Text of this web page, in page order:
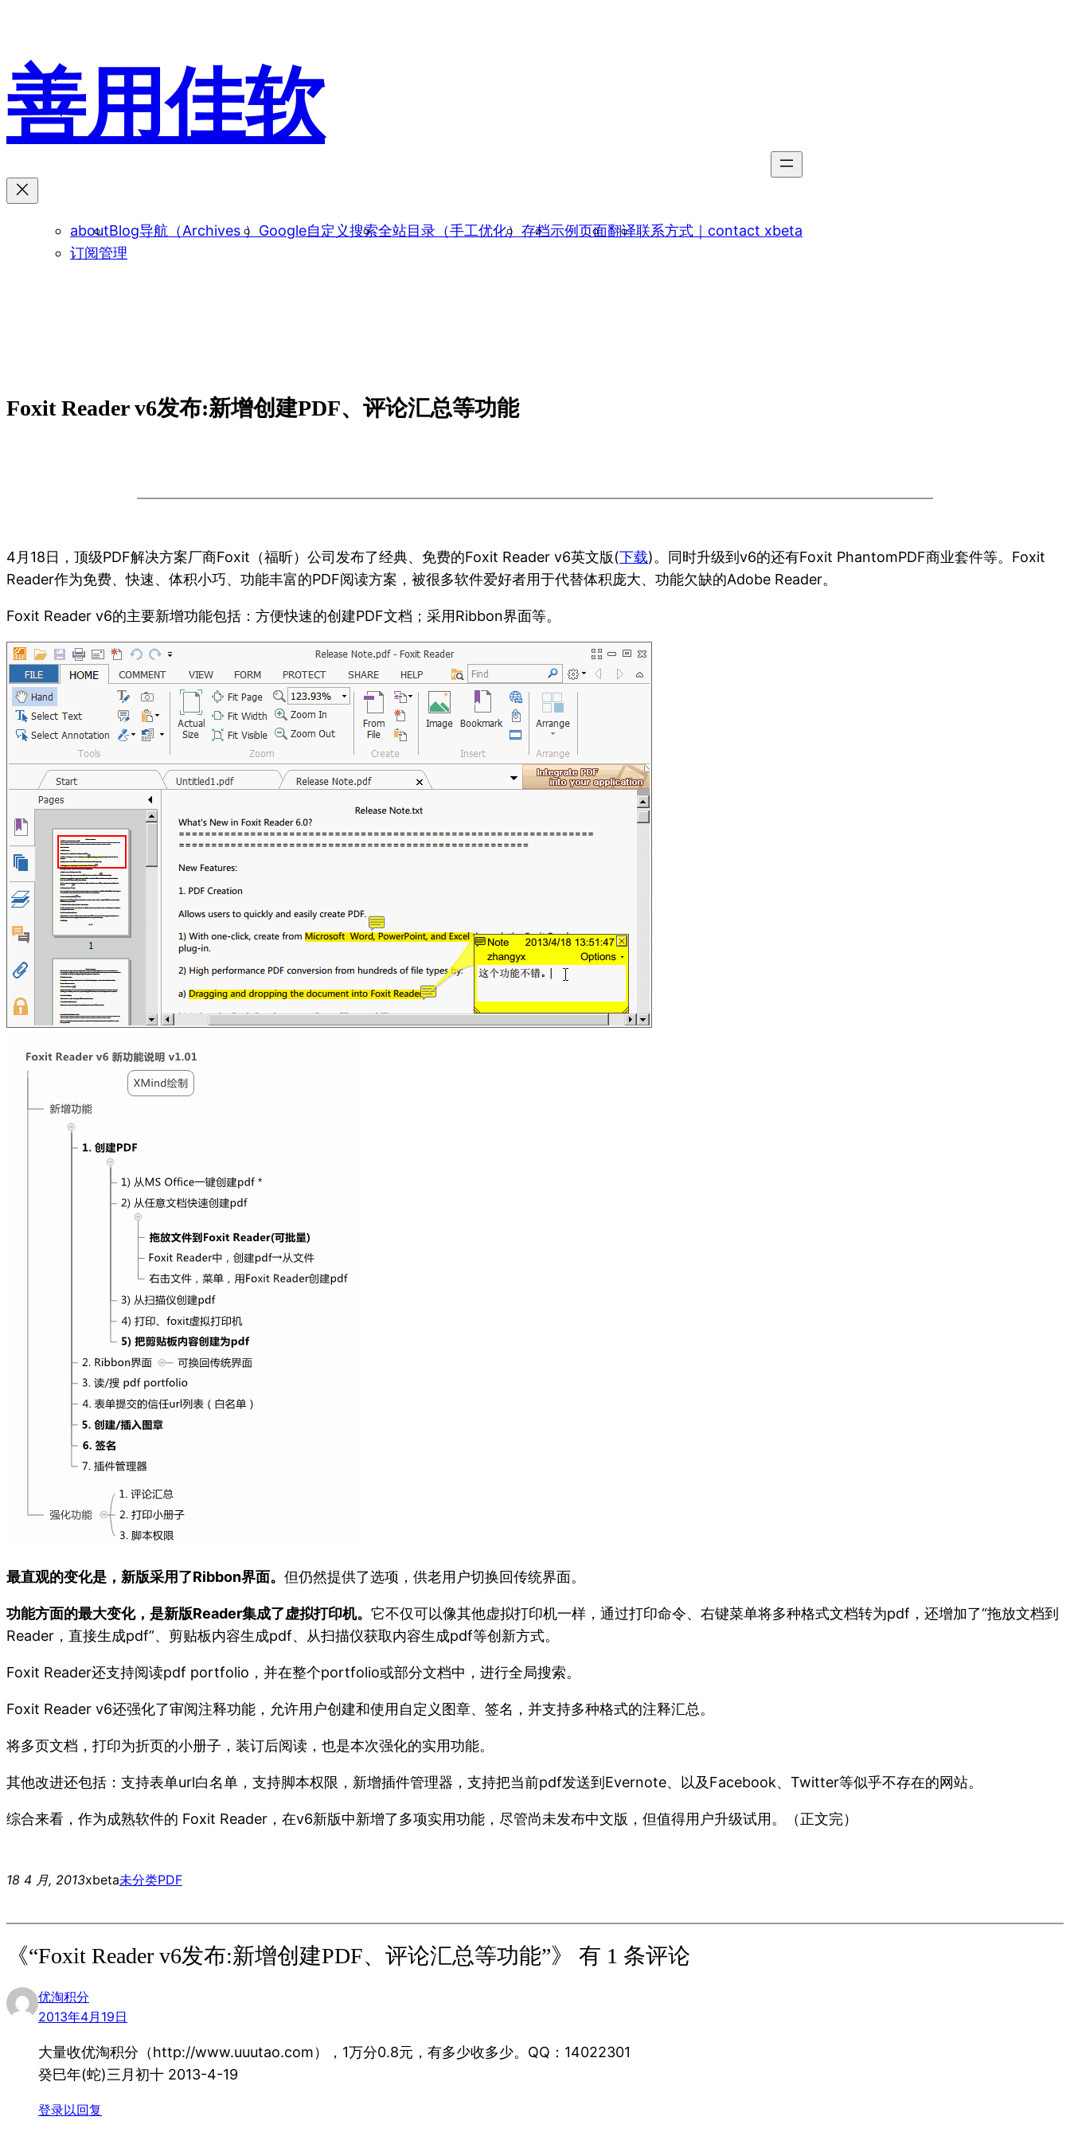
容
善用佳软
aboutBlog导航（Archives ） Google自定义搜索全站目录（手工优化） 存档示例页面翻译联系方式｜contact xbeta
订阅管理
Foxit Reader v6发布:新增创建PDF、评论汇总等功能
4月18日，顶级PDF解决方案厂商Foxit（福昕）公司发布了经典、免费的Foxit Reader v6英文版(下载)。同时升级到v6的还有Foxit PhantomPDF商业套件等。Foxit
Reader作为免费、快速、体积小巧、功能丰富的PDF阅读方案，被很多软件爱好者用于代替体积庞大、功能欠缺的Adobe Reader。
Foxit Reader v6的主要新增功能包括：方便快速的创建PDF文档；采用Ribbon界面等。
最直观的变化是，新版采用了Ribbon界面。 但仍然提供了选项，供老用户切换回传统界面。
功能方面的最大变化，是新版Reader集成了虚拟打印机。 它不仅可以像其他虚拟打印机一样，通过打印命令、右键菜单将多种格式文档转为pdf，还增加了“拖放文档到
Reader，直接生成pdf”、剪贴板内容生成pdf、从扫描仪获取内容生成pdf等创新方式。
Foxit Reader还支持阅读pdf portfolio，并在整个portfolio或部分文档中，进行全局搜索。
Foxit Reader v6还强化了审阅注释功能，允许用户创建和使用自定义图章、签名，并支持多种格式的注释汇总。
将多页文档，打印为折页的小册子，装订后阅读，也是本次强化的实用功能。
其他改进还包括：支持表单url白名单，支持脚本权限，新增插件管理器，支持把当前pdf发送到Evernote、以及Facebook、Twitter等似乎不存在的网站。
综合来看，作为成熟软件的 Foxit Reader，在v6新版中新增了多项实用功能，尽管尚未发布中文版，但值得用户升级试用。（正文完）
18 4 月, 2013xbeta未分类PDF
《“Foxit Reader v6发布:新增创建PDF、评论汇总等功能”》 有 1 条评论
优淘积分
2013年4月19日
大量收优淘积分（http://www.uuutao.com），1万分0.8元，有多少收多少。QQ：14022301
癸巳年(蛇)三月初十 2013-4-19
登录以回复